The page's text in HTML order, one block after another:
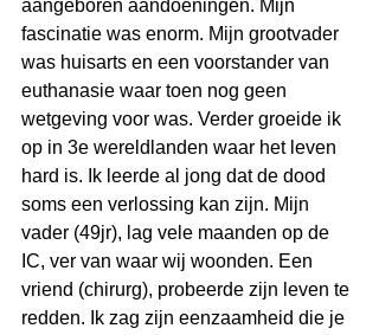
aangeboren aandoeningen. Mijn
fascinatie was enorm. Mijn grootvader
was huisarts en een voorstander van
euthanasie waar toen nog geen
wetgeving voor was. Verder groeide ik
op in 3e wereldlanden waar het leven
hard is. Ik leerde al jong dat de dood
soms een verlossing kan zijn. Mijn
vader (49jr), lag vele maanden op de
IC, ver van waar wij woonden. Een
vriend (chirurg), probeerde zijn leven te
redden. Ik zag zijn eenzaamheid die je